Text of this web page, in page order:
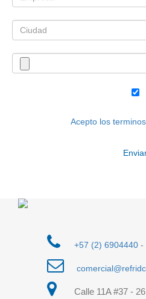
Acepto los
+57 (2) 6904440-
Calle 11A #37 -